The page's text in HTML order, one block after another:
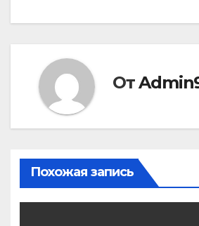
От
Похожая запись